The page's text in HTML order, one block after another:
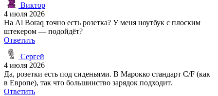
Виктор
4 июля 2026
На Al Boraq точно есть розетка? У меня ноутбук с плоским
штекером — подойдёт?
Ответить
Сергей
4 июля 2026
Да, розетки есть под сиденьями. В Марокко стандарт C/F (как
в Европе), так что большинство зарядок подходит.
Ответить